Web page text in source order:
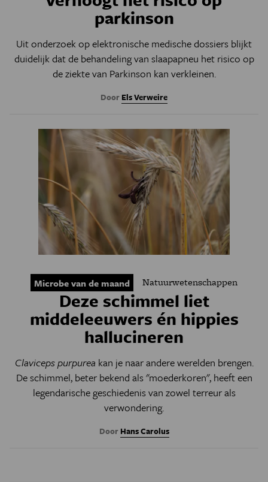
parkinson
Uit onderzoek op elektronische medische dossiers blijkt
duidelijk dat de behandeling van slaapapneu het risico op
de ziekte van Parkinson kan verkleinen.
Door Els Verweire
Microbe van de maand Natuurwetenschappen
Deze schimmel liet
middeleeuwers én hippies
hallucineren
Claviceps purpurea kan je naar andere werelden brengen.
De schimmel, beter bekend als "moederkoren", heeft een
legendarische geschiedenis van zowel terreur als
verwondering.
Door Hans Carolus